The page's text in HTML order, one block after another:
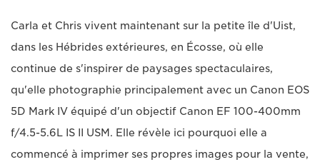
Carla et Chris vivent maintenant sur la petite île d'Uist,
dans les Hébrides extérieures, en Écosse, où elle
continue de s'inspirer de paysages spectaculaires,
qu'elle photographie principalement avec un Canon EOS
5D Mark IV équipé d'un objectif Canon EF 100-400mm
f/4.5-5.6L IS II USM. Elle révèle ici pourquoi elle a
commencé à imprimer ses propres images pour la vente,